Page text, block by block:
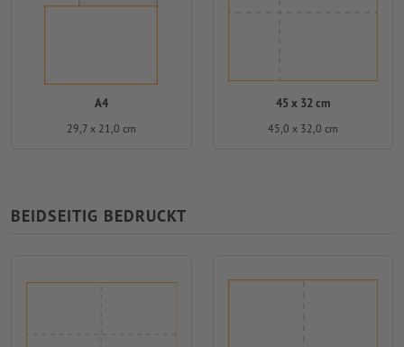
A4
29,7 x 21,0 cm
45 x 32 cm
45,0 x 32,0 cm
BEIDSEITIG BEDRUCKT